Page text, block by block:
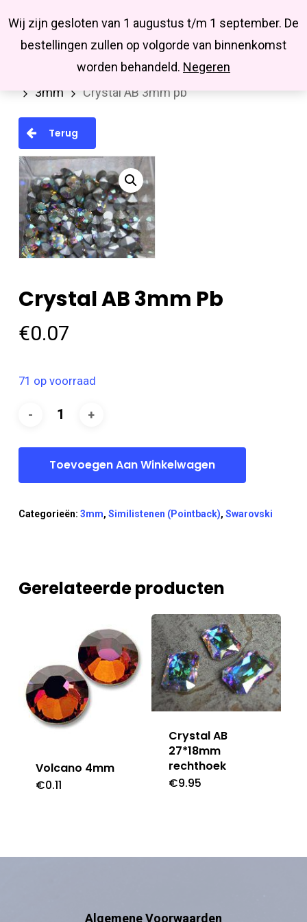
Wij zijn gesloten van 1 augustus t/m 1 september. De
bestellingen zullen op volgorde van binnenkomst
worden behandeld. Negeren
main
Missbluesieraden
searchaccount
Swarovski
Similistenen (Pointback)
3mm
Crystal AB 3mm pb
Terug
Crystal AB 3mm Pb
€0.07
71 op voorraad
Toevoegen Aan Winkelwagen
Categorieën: 3mm, Similistenen (Pointback), Swarovski
Gerelateerde producten
Volcano 4mm
€0.11
Crystal AB
27*18mm
rechthoek
€9.95
Algemene Voorwaarden
Close